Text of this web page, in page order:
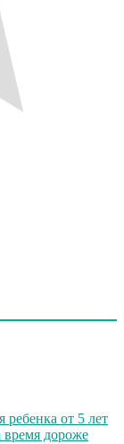
ребенка от 5 лет
дороже